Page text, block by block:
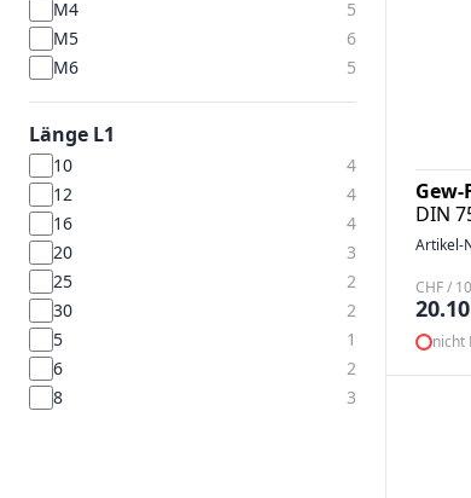
M4
5
M5
6
M6
5
Länge L1
10
4
12
4
16
4
20
3
25
2
30
2
5
1
6
2
8
3
DIN
Artikel-
CHF /
20.10
nicht